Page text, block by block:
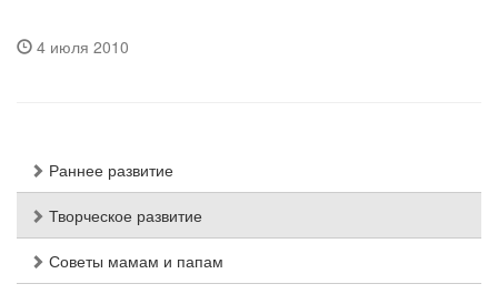
4 июля 2010
Раннее развитие
Творческое развитие
Советы мамам и папам